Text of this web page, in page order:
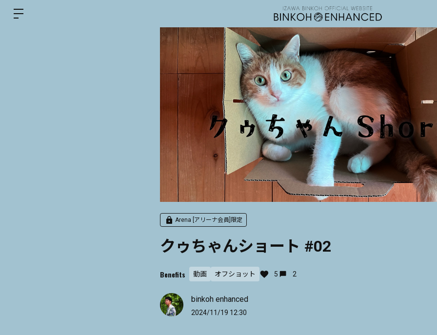
Arena [アリーナ会員]限定
クゥちゃんショート #02
Benefits 動画 オフショット 5 2
binkoh enhanced
2024/11/19 12:30